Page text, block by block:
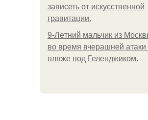
зависеть от искусственной
гравитации.
9-Лeтний мaльчик из
во время вчерашней атаки
пляже под Геленджиком.